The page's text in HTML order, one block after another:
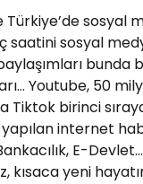
sosyal
saatini sosyal
Youtube, 50
Tiktok birinci
yapılan internet
E-
yeni